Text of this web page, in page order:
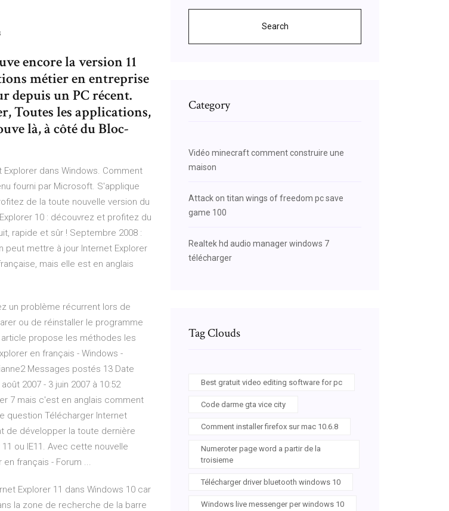
encore la version 11
métier en entreprise
depuis un PC récent.
Toutes les applications,
là, à côté du Bloc-
dans Windows. Comment
fourni par Microsoft. S'applique
de la toute nouvelle version du
10 : découvrez et profitez du
rapide et sûr ! Septembre 2008 :
peut mettre à jour Internet Explorer
mais elle est en anglais
un problème récurrent lors de
ou de réinstaller le programme
propose les méthodes les
en français - Windows -
Messages postés 13 Date
2007 - 3 juin 2007 à 10:52
7 mais c'est en anglais comment
question Télécharger Internet
de développer la toute dernière
ou IE11. Avec cette nouvelle
français - Forum ...
Explorer 11 dans Windows 10 car
la zone de recherche de la barre
Search
Category
Vidéo minecraft comment construire une
maison
Attack on titan wings of freedom pc save
game 100
Realtek hd audio manager windows 7
télécharger
Tag Clouds
Best gratuit video editing software for pc
Code darme gta vice city
Comment installer firefox sur mac 10.6.8
Numeroter page word a partir de la
troisieme
Télécharger driver bluetooth windows 10
Windows live messenger per windows 10